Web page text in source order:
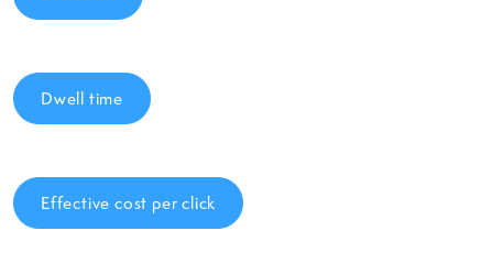
Dwell time
Effective cost per click